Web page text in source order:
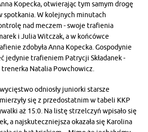
Kopecka, otwierając tym samym drogę
spotkania. W kolejnych minutach
nad meczem - swoje trafienia
i Julia Witczak, a w końcówce
zdobyła Anna Kopecka. Gospodynie
jedynie trafieniem Patrycji Składanek -
Natalia Powchowicz.
odniosły juniorki starsze
się z przedostatnim w tabeli KKP
aż 15:0. Na listę strzelczyń wpisało się
a najskuteczniejsza okazała się Karolina